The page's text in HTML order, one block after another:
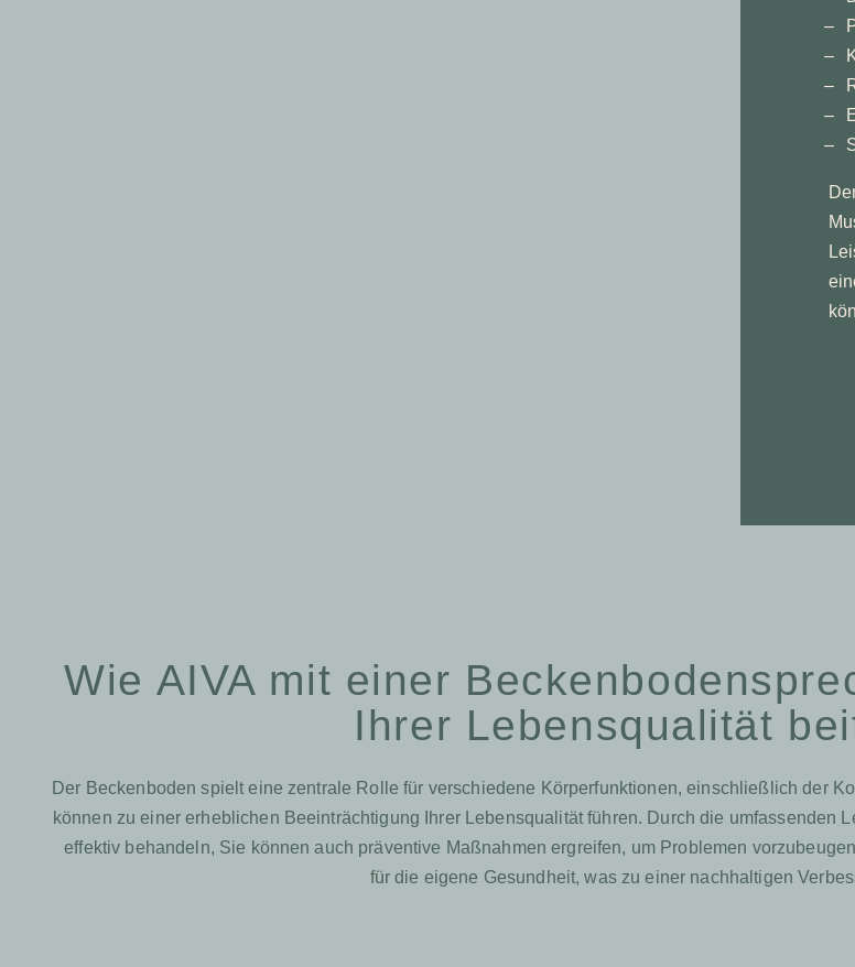
Wie AIVA mit einer
Ihrer Lebensqualität
Der Beckenboden spielt eine zentrale Rolle für verschiedene Körperfunktionen, einschließlich der
können zu einer erheblichen Beeinträchtigung Ihrer Lebensqualität führen. Durch die umfassenden
effektiv behandeln, Sie können auch präventive Maßnahmen ergreifen, um Problemen
für die eigene Gesundheit, was zu einer nachhaltigen